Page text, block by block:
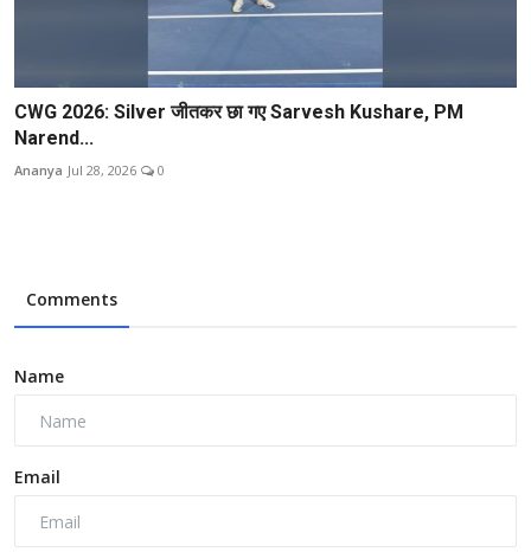
CWG 2026: Silver जीतकर छा गए Sarvesh Kushare, PM
Narend...
Ananya Jul 28, 2026 0
Comments
Name
Email